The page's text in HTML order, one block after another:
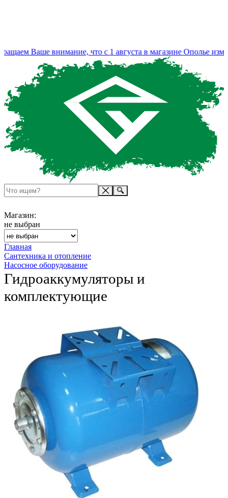
Ваше внимание, что с 1 августа в магазине Ополье
Магазин:
не выбран
Главная
Сантехника и отопление
Насосное оборудование
Гидроаккумуляторы и
комплектующие